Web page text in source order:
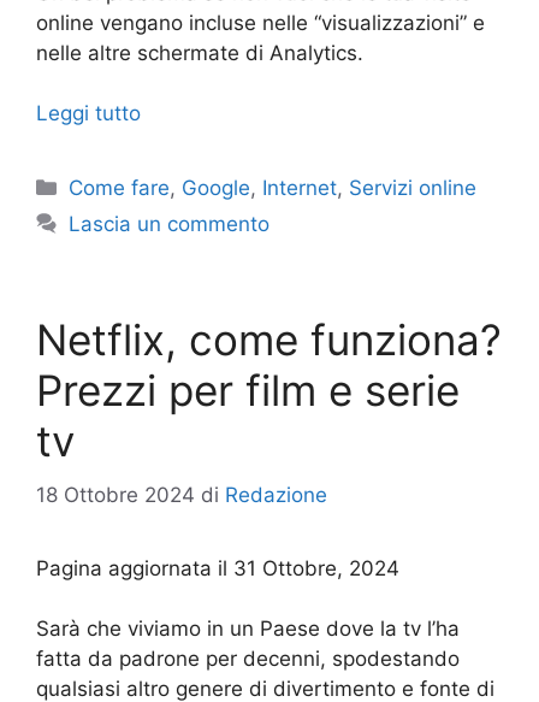
online vengano incluse nelle “visualizzazioni” e
nelle altre schermate di Analytics.
Leggi tutto
Categorie
Come fare, Google, Internet, Servizi online
Lascia un commento
Netflix, come funziona?
Prezzi per film e serie
tv
18 Ottobre 2024 di Redazione
Pagina aggiornata il 31 Ottobre, 2024
Sarà che viviamo in un Paese dove la tv l’ha
fatta da padrone per decenni, spodestando
qualsiasi altro genere di divertimento e fonte di